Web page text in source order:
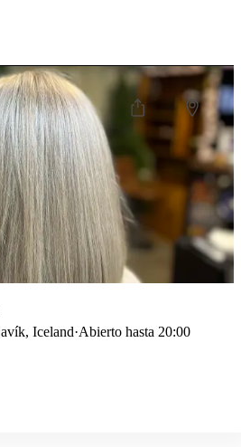
Iceland·Abierto hasta 20:00